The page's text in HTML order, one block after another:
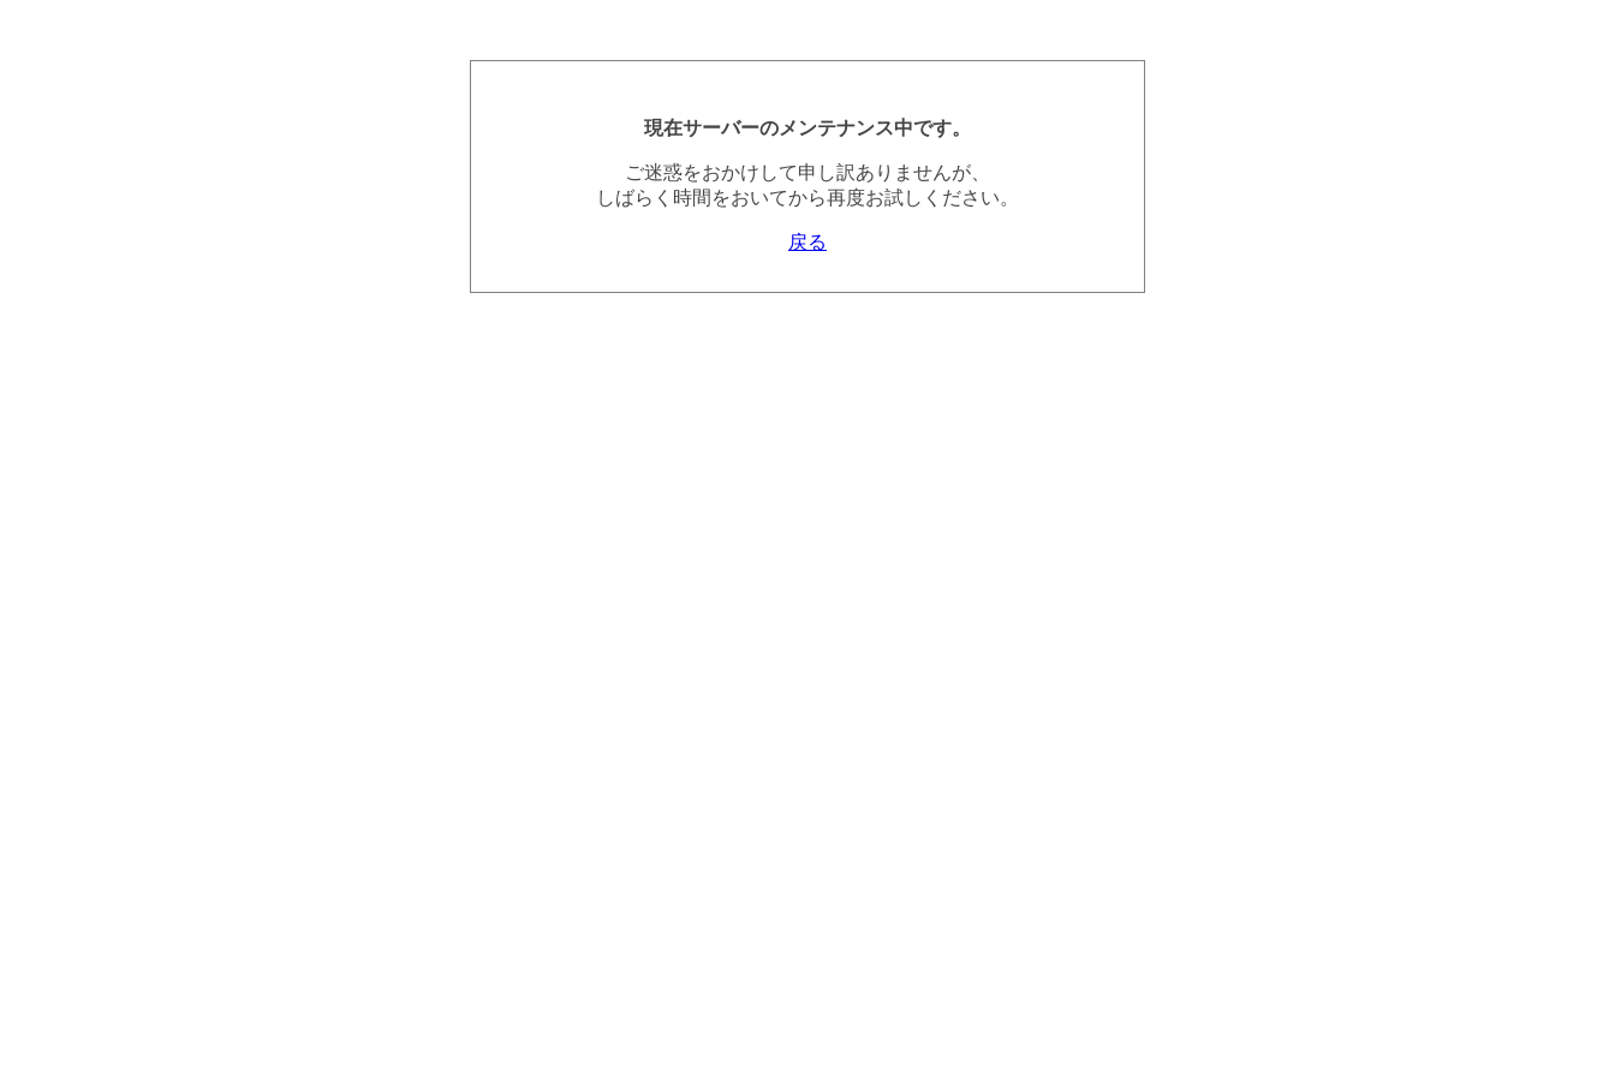
現在サーバーのメンテナンス中です。
ご迷惑をおかけして申し訳ありませんが、
しばらく時間をおいてから再度お試しください。
戻る